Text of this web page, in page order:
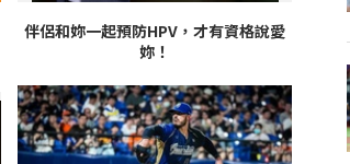
伴侶和妳一起預防HPV，才有資格說愛
妳！